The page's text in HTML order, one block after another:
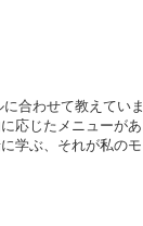
合わせて教えてい
応じたメニューが
学ぶ、それが私のモ